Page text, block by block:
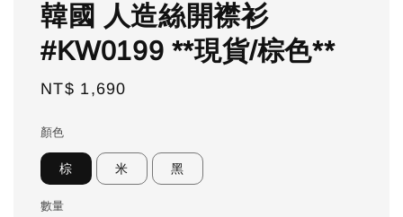
韓國 人造絲開襟衫
#KW0199 **現貨/棕色**
Regular
NT$ 1,690
顏色
棕 米 黑
數量